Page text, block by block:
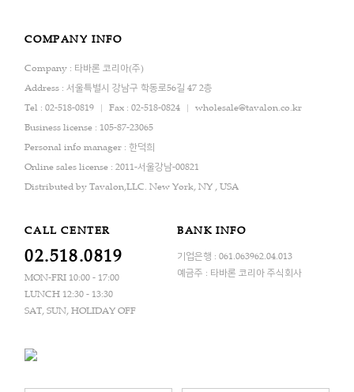
COMPANY INFO
Company : 타바론 코리아(주)
Address : 서울특별시 강남구 학동로56길 47 2층
Tel : 02-518-0819
Fax : 02-518-0824
wholesale@tavalon.co.kr
Business license : 105-87-23065
Personal info manager : 한덕희
Online sales license : 2011-서울강남-00821
Distributed by Tavalon,LLC. New York, NY , USA
CALL CENTER
02.518.0819
MON-FRI 10:00 - 17:00
LUNCH 12:30 - 13:30
SAT, SUN, HOLIDAY OFF
BANK INFO
기업은행 : 061.063962.04.013
예금주 : 타바론 코리아 주식회사